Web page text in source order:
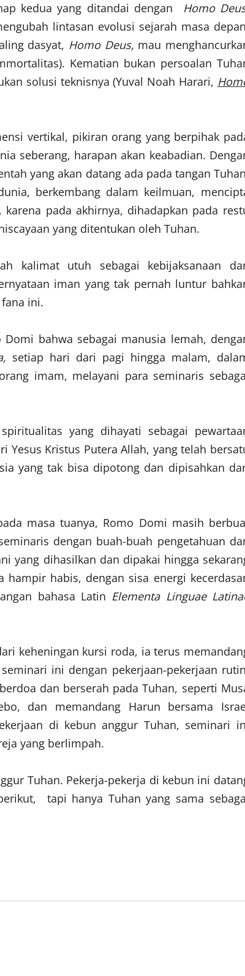
kedua yang ditandai dengan Homo
lintasan evolusi sejarah masa
dasyat, Homo Deus, mau
Kematian bukan persoalan
solusi teknisnya (Yuval Noah Harari,
vertikal, pikiran orang yang berpihak
seberang, harapan akan keabadian.
yang akan datang ada pada tangan
berkembang dalam keilmuan,
pada akhirnya, dihadapkan pada
yang ditentukan oleh Tuhan.
kalimat utuh sebagai kebijaksanaan
iman yang tak pernah luntur
ini.
bahwa sebagai manusia lemah,
setiap hari dari pagi hingga malam,
imam, melayani para seminaris
yang dihayati sebagai
Yesus Kristus Putera Allah, yang telah
yang tak bisa dipotong dan dipisahkan
masa tuanya, Romo Domi masih
dengan buah-buah pengetahuan
yang dihasilkan dan dipakai hingga
habis, dengan sisa energi
bahasa Latin Elementa Linguae
keheningan kursi roda, ia terus
ini dengan pekerjaan-pekerjaan
dan berserah pada Tuhan, seperti
dan memandang Harun bersama
di kebun anggur Tuhan, seminari
yang berlimpah.
Tuhan. Pekerja-pekerja di kebun ini
tapi hanya Tuhan yang sama